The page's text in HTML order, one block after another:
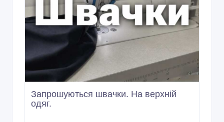
Запрошуються швачки. На верхній
одяг.